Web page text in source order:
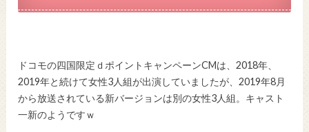
ドコモの四国限定ｄポイントキャンペーンCMは、2018年、
2019年と続けて女性3人組が出演していましたが、2019年8月
から放送されている新バージョンは別の女性3人組。キャスト
一新のようですｗ